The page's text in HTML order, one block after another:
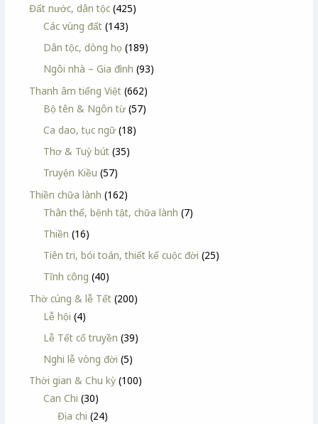
Đất nước, dân tộc (425)
Các vùng đất (143)
Dân tộc, dòng họ (189)
Ngôi nhà – Gia đình (93)
Thanh âm tiếng Việt (662)
Bộ tên & Ngôn từ (57)
Ca dao, tục ngữ (18)
Thơ & Tuỳ bút (35)
Truyện Kiều (57)
Thiền chữa lành (162)
Thân thể, bệnh tật, chữa lành (7)
Thiền (16)
Tiên tri, bói toán, thiết kế cuộc đời (25)
Tĩnh công (40)
Thờ cúng & lễ Tết (200)
Lễ hội (4)
Lễ Tết cổ truyền (39)
Nghi lễ vòng đời (5)
Thời gian & Chu kỳ (100)
Can Chi (30)
Địa chi (24)